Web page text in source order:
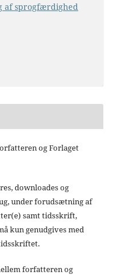
af sprogfærdighed
og Forlaget
downloades og
under forudsætning af
samt tidsskrift,
kun genudgives med
forfatteren og